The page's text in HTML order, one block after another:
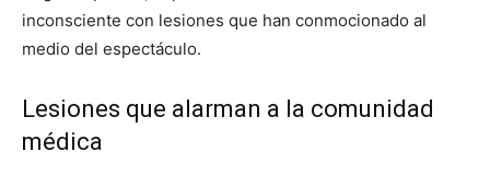
inconsciente con lesiones que han conmocionado al
medio del espectáculo.
Lesiones que alarman a la comunidad
médica